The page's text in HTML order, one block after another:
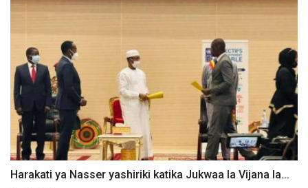
Harakati ya Nasser yashiriki katika Jukwaa la Vijana la...